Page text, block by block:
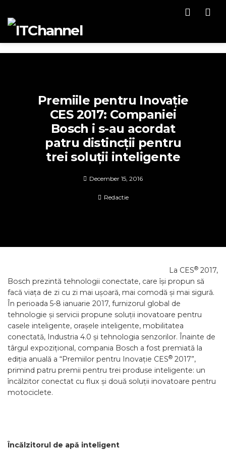
Premiile pentru Inovație
CES 2017: Companiei
Bosch i s-au acordat
patru distincții pentru
trei soluții inteligente
December 15, 2016
Redactie
La CES® 2017,
Bosch prezintă tehnologii conectate, care își propun să
facă viața de zi cu zi mai ușoară, mai comodă și mai sigură.
În perioada 5-8 ianuarie 2017, furnizorul global de
tehnologie și servicii propune soluții inovatoare pentru
casele inteligente, orașele inteligente, mobilitatea
conectată, Industria 4.0 și tehnologia senzorilor. Înainte de
târgul expozițional, compania Bosch a fost premiată la
ediția anuală a “Premiilor pentru Inovație CES® 2017”,
primind patru premii pentru trei produse inteligente: un
încălzitor conectat cu flux și două soluții inovatoare pentru
motociclete.
Încălzitorul de apă inteligent